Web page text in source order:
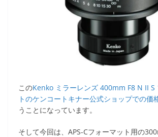
このKenko ミラーレンズ 400mm F8 N II S
トのケンコートキナー公式ショップでの価
うことになっています。
そして今回は、APS-Cフォーマット用の